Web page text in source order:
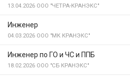
13.04.2026 ООО "ЧЕТРА-КРАНЭКС"
Инженер
04.03.2026 ООО "МК КРАНЭКС"
Инженер по ГО и ЧС и ППБ
18.02.2026 ООО "СБ КРАНЭКС"